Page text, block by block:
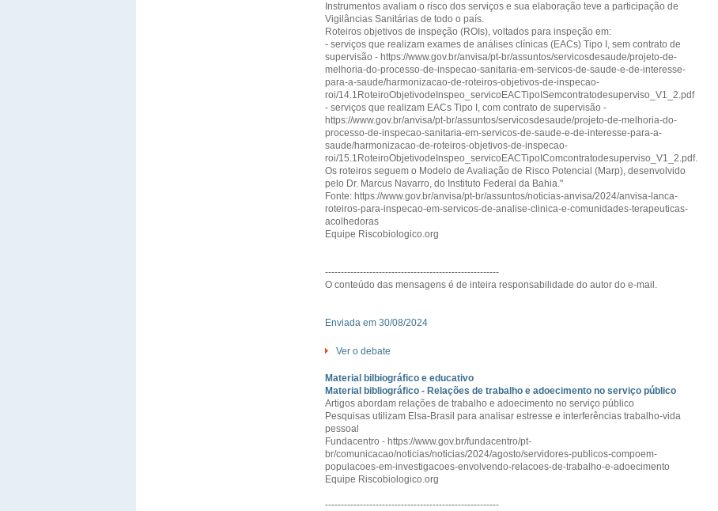
Instrumentos avaliam o risco dos serviços e sua elaboração teve a participação de
Vigilâncias Sanitárias de todo o país.
Roteiros objetivos de inspeção (ROIs), voltados para inspeção em:
- serviços que realizam exames de análises clínicas (EACs) Tipo I, sem contrato de
supervisão - https://www.gov.br/anvisa/pt-br/assuntos/servicosdesaude/projeto-de-
melhoria-do-processo-de-inspecao-sanitaria-em-servicos-de-saude-e-de-interesse-
para-a-saude/harmonizacao-de-roteiros-objetivos-de-inspecao-
roi/14.1RoteiroObjetivodeInspeo_servicoEACTipoISemcontratodesuperviso_V1_2.pdf
- serviços que realizam EACs Tipo I, com contrato de supervisão -
https://www.gov.br/anvisa/pt-br/assuntos/servicosdesaude/projeto-de-melhoria-do-
processo-de-inspecao-sanitaria-em-servicos-de-saude-e-de-interesse-para-a-
saude/harmonizacao-de-roteiros-objetivos-de-inspecao-
roi/15.1RoteiroObjetivodeInspeo_servicoEACTipoIComcontratodesuperviso_V1_2.pdf.
Os roteiros seguem o Modelo de Avaliação de Risco Potencial (Marp), desenvolvido
pelo Dr. Marcus Navarro, do Instituto Federal da Bahia."
Fonte: https://www.gov.br/anvisa/pt-br/assuntos/noticias-anvisa/2024/anvisa-lanca-
roteiros-para-inspecao-em-servicos-de-analise-clinica-e-comunidades-terapeuticas-
acolhedoras
Equipe Riscobiologico.org
-------------------------------------------------------
O conteúdo das mensagens é de inteira responsabilidade do autor do e-mail.
Enviada em 30/08/2024
Ver o debate
Material bilbiográfico e educativo
Material bibliográfico - Relações de trabalho e adoecimento no serviço público
Artigos abordam relações de trabalho e adoecimento no serviço público
Pesquisas utilizam Elsa-Brasil para analisar estresse e interferências trabalho-vida
pessoal
Fundacentro - https://www.gov.br/fundacentro/pt-
br/comunicacao/noticias/noticias/2024/agosto/servidores-publicos-compoem-
populacoes-em-investigacoes-envolvendo-relacoes-de-trabalho-e-adoecimento
Equipe Riscobiologico.org
-------------------------------------------------------